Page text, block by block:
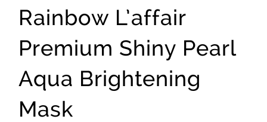
Rainbow L’affair
Premium Shiny Pearl
Aqua Brightening
Mask